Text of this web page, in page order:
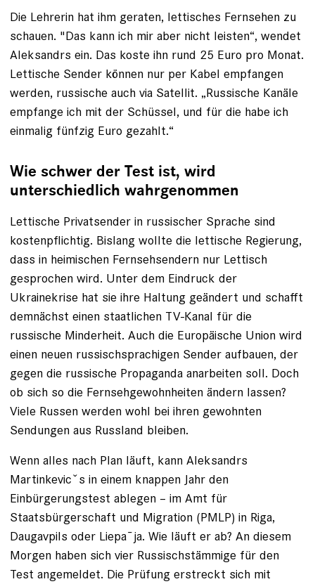
Die Lehrerin hat ihm geraten, lettisches Fernsehen zu
schauen. "Das kann ich mir aber nicht leisten“, wendet
Aleksandrs ein. ­Das koste ihn rund 25 Euro pro Monat.
Lettische Sender können nur per Kabel empfangen
werden, russische auch via Satellit. „Russische Kanäle
empfange ich mit der Schüssel, und für die habe ich
einmalig fünfzig Euro gezahlt.“
Wie schwer der Test ist, wird
unterschiedlich wahrgenommen
Lettische Privatsender in russischer Sprache sind
kostenpflichtig. Bislang wollte die lettische Regierung,
dass in heimischen Fernsehsendern nur Lettisch
gesprochen wird. Unter dem Eindruck der
Ukrainekrise hat sie ihre Haltung geändert und schafft
demnächst einen staatlichen TV-Kanal für die
russische Minderheit. Auch die Europäische Union wird
einen neuen russischsprachigen Sender aufbauen, der
gegen die russische Propaganda anarbeiten soll. Doch
ob sich so die Fernsehgewohnheiten ändern lassen?
Viele Russen werden wohl bei ihren gewohnten
Sendungen aus Russland bleiben.
Wenn alles nach Plan läuft, kann Aleksandrs
Martinkevicˇs in einem knappen Jahr den
Einbürgerungstest ablegen – im Amt für
Staatsbürgerschaft und Migration (PMLP) in Riga,
Daugavpils oder Liepa¯ja. Wie läuft er ab? An diesem
Morgen haben sich vier Russischstämmige für den
Test angemeldet. Die Prüfung erstreckt sich mit